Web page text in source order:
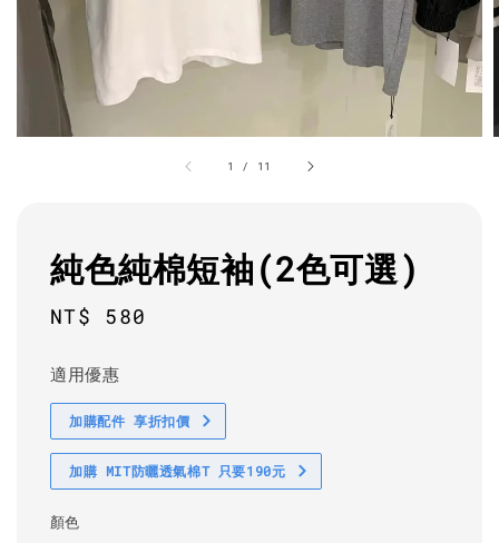
1 / 11
純色純棉短袖(2色可選)
Regular
NT$ 580
適用優惠
加購配件 享折扣價
加購 MIT防曬透氣棉T 只要190元
顏色